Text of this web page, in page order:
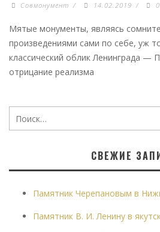
Совмонумент / 14.02.2019 / 0
Мятые монументы, являясь
произведениями сами по себе, уж
классический облик Ленинграда —
отрицание реализма
СВЕЖИЕ
Памятник Черепановым в
Памятник В. И. Ленину в